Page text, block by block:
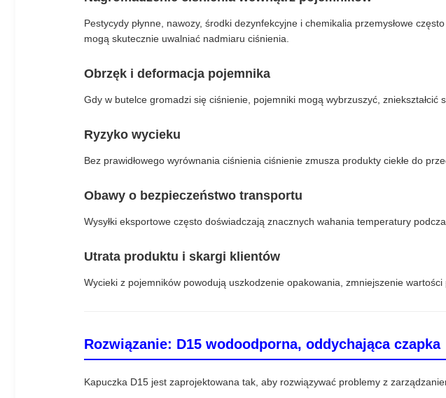
Pestycydy płynne, nawozy, środki dezynfekcyjne i chemikalia przemysłowe
mogą skutecznie uwalniać nadmiaru ciśnienia.
Obrzęk i deformacja pojemnika
Gdy w butelce gromadzi się ciśnienie, pojemniki mogą wybrzuszyć, zniekształcić
Ryzyko wycieku
Bez prawidłowego wyrównania ciśnienia ciśnienie zmusza produkty ciekłe do
Obawy o bezpieczeństwo transportu
Wysyłki eksportowe często doświadczają znacznych wahania temperatury
Utrata produktu i skargi klientów
Wycieki z pojemników powodują uszkodzenie opakowania, zmniejszenie
Rozwiązanie: D15 wodoodporna, oddychająca czapka
Kapuczka D15 jest zaprojektowana tak, aby rozwiązywać problemy z